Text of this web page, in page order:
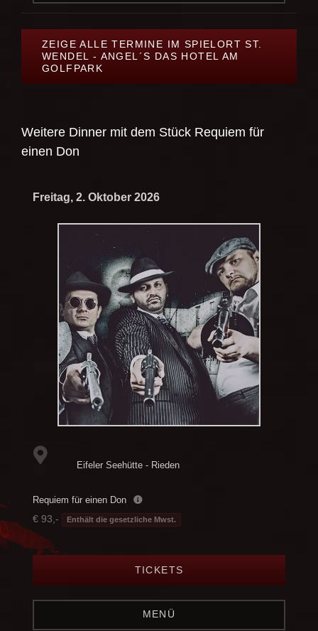
ZEIGE ALLE TERMINE IM SPIELORT ST.
WENDEL - ANGEL´S DAS HOTEL AM
GOLFPARK
Weitere Dinner mit dem Stück Requiem für
einen Don
Freitag, 2. Oktober 2026
Eifeler Seehütte - Rieden
Requiem für einen Don
€ 93,- Enthält die gesetzliche Mwst.
TICKETS
MENÜ